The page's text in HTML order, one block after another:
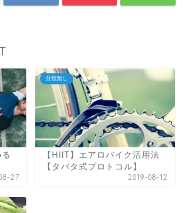
27
分類無し
【HIIT】エアロバイク活用法
【タバタ式プロトコル】
2019-08-12